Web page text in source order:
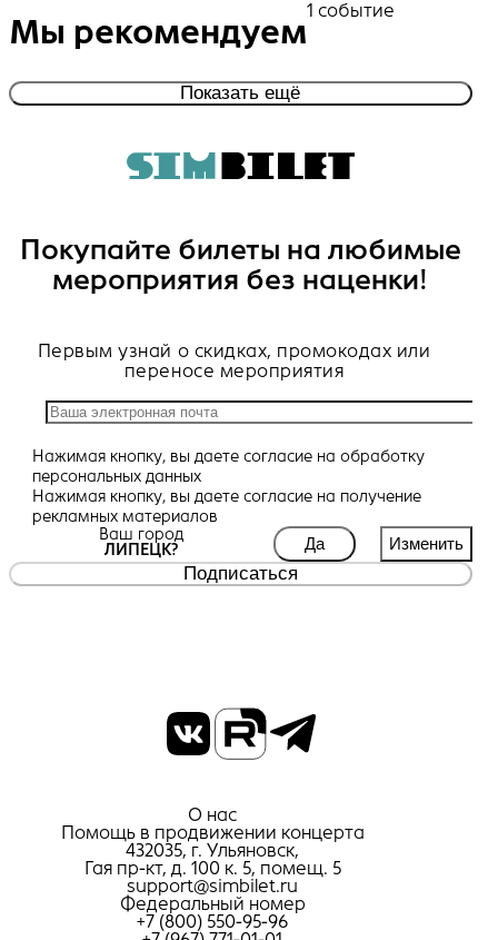
Мы рекомендуем
1 событие
Показать ещё
Покупайте билеты на любимые
мероприятия без наценки!
Первым узнай о скидках, промокодах или
переносе мероприятия
Нажимая кнопку, вы даете согласие на обработку
персональных данных
Нажимая кнопку, вы даете согласие на получение
рекламных материалов
Ваш город
ЛИПЕЦК?
Да Изменить
Подписаться
О нас
Помощь в продвижении концерта
432035, г. Ульяновск,
Гая пр-кт, д. 100 к. 5, помещ. 5
support@simbilet.ru
Федеральный номер
+7 (800) 550-95-96